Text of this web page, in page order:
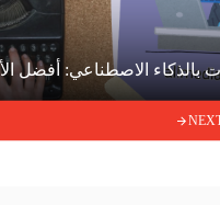
بالذكاء الاصطناعي: أفضل